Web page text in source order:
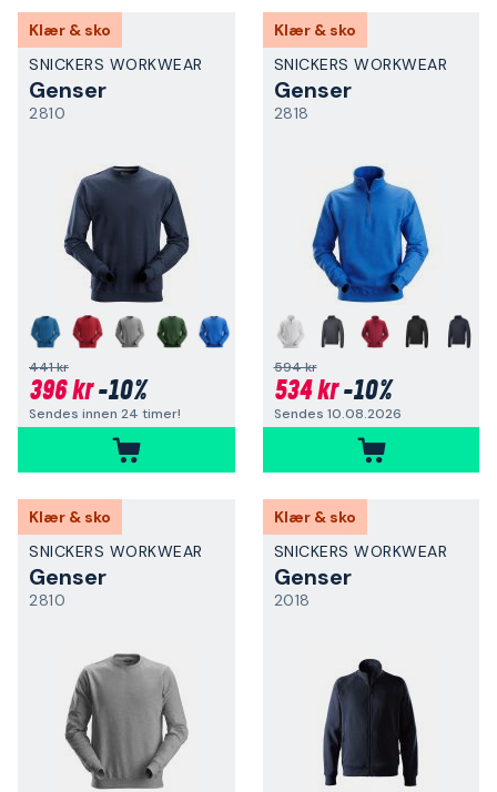
Klær & sko
SNICKERS WORKWEAR
Genser
2810
441 kr
396 kr-10%
Sendes innen 24 timer!
Klær & sko
SNICKERS WORKWEAR
Genser
2818
594 kr
534 kr-10%
Sendes 10.08.2026
Klær & sko
SNICKERS WORKWEAR
Genser
2810
Klær & sko
SNICKERS WORKWEAR
Genser
2018